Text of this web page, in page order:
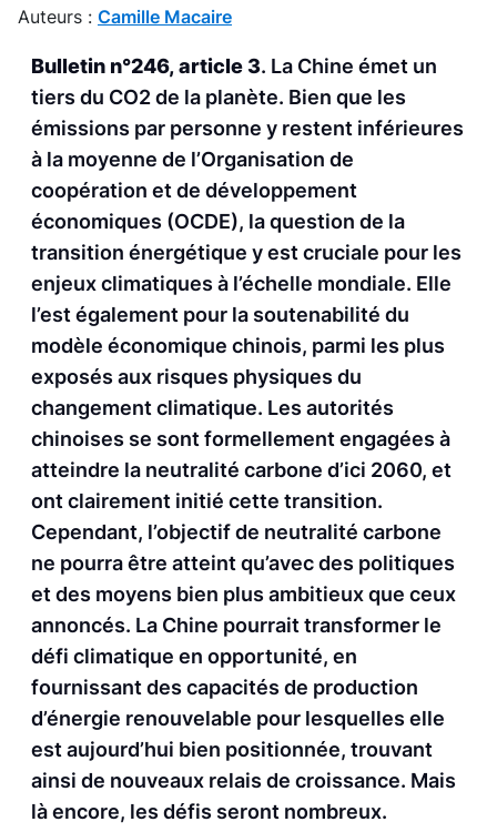
Auteurs : Camille Macaire
Bulletin n°246, article 3. La Chine émet un
tiers du CO2 de la planète. Bien que les
émissions par personne y restent inférieures
à la moyenne de l’Organisation de
coopération et de développement
économiques (OCDE), la question de la
transition énergétique y est cruciale pour les
enjeux climatiques à l’échelle mondiale. Elle
l’est également pour la soutenabilité du
modèle économique chinois, parmi les plus
exposés aux risques physiques du
changement climatique. Les autorités
chinoises se sont formellement engagées à
atteindre la neutralité carbone d’ici 2060, et
ont clairement initié cette transition.
Cependant, l’objectif de neutralité carbone
ne pourra être atteint qu’avec des politiques
et des moyens bien plus ambitieux que ceux
annoncés. La Chine pourrait transformer le
défi climatique en opportunité, en
fournissant des capacités de production
d’énergie renouvelable pour lesquelles elle
est aujourd’hui bien positionnée, trouvant
ainsi de nouveaux relais de croissance. Mais
là encore, les défis seront nombreux.